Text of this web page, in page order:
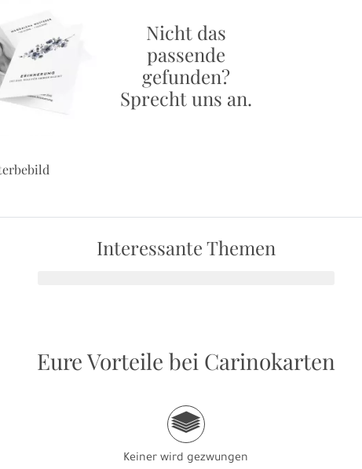
Nicht das
passende
gefunden?
Sprecht uns an.
Interessante Themen
Eure Vorteile bei Carinokarten
g
Keiner wird gezwungen